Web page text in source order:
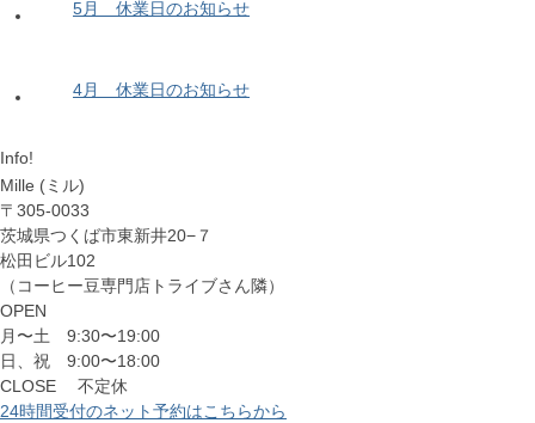
5月 休業日のお知らせ
4月 休業日のお知らせ
Info!
Mille (ミル)
〒305-0033
茨城県つくば市東新井20−７
松田ビル102
（コーヒー豆専門店トライブさん隣）
OPEN
月〜土 9:30〜19:00
日、祝 9:00〜18:00
CLOSE 不定休
24時間受付のネット予約はこちらから